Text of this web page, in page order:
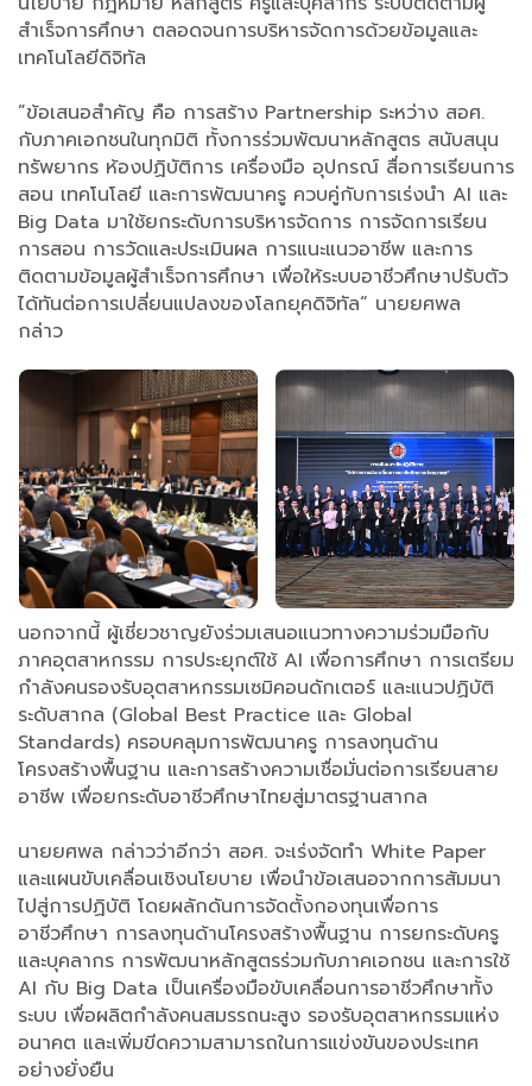
สำเร็จการศึกษา ตลอดจนการบริหารจัดการด้วยข้อมูลและ
เทคโนโลยีดิจิทัล
”ข้อเสนอสำคัญ คือ การสร้าง Partnership ระหว่าง สอศ.
กับภาคเอกชนในทุกมิติ ทั้งการร่วมพัฒนาหลักสูตร สนับสนุน
ทรัพยากร ห้องปฏิบัติการ เครื่องมือ อุปกรณ์ สื่อการเรียนการ
สอน เทคโนโลยี และการพัฒนาครู ควบคู่กับการเร่งนำ AI และ
Big Data มาใช้ยกระดับการบริหารจัดการ การจัดการเรียน
การสอน การวัดและประเมินผล การแนะแนวอาชีพ และการ
ติดตามข้อมูลผู้สำเร็จการศึกษา เพื่อให้ระบบอาชีวศึกษาปรับตัว
ได้ทันต่อการเปลี่ยนแปลงของโลกยุคดิจิทัล“ นายยศพล
กล่าว
นอกจากนี้ ผู้เชี่ยวชาญยังร่วมเสนอแนวทางความร่วมมือกับ
ภาคอุตสาหกรรม การประยุกต์ใช้ AI เพื่อการศึกษา การเตรียม
กำลังคนรองรับอุตสาหกรรมเซมิคอนดักเตอร์ และแนวปฏิบัติ
ระดับสากล (Global Best Practice และ Global
Standards) ครอบคลุมการพัฒนาครู การลงทุนด้าน
โครงสร้างพื้นฐาน และการสร้างความเชื่อมั่นต่อการเรียนสาย
อาชีพ เพื่อยกระดับอาชีวศึกษาไทยสู่มาตรฐานสากล
นายยศพล กล่าวว่าอีกว่า สอศ. จะเร่งจัดทำ White Paper
และแผนขับเคลื่อนเชิงนโยบาย เพื่อนำข้อเสนอจากการสัมมนา
ไปสู่การปฏิบัติ โดยผลักดันการจัดตั้งกองทุนเพื่อการ
อาชีวศึกษา การลงทุนด้านโครงสร้างพื้นฐาน การยกระดับครู
และบุคลากร การพัฒนาหลักสูตรร่วมกับภาคเอกชน และการใช้
AI กับ Big Data เป็นเครื่องมือขับเคลื่อนการอาชีวศึกษาทั้ง
ระบบ เพื่อผลิตกำลังคนสมรรถนะสูง รองรับอุตสาหกรรมแห่ง
อนาคต และเพิ่มขีดความสามารถในการแข่งขันของประเทศ
อย่างยั่งยืน